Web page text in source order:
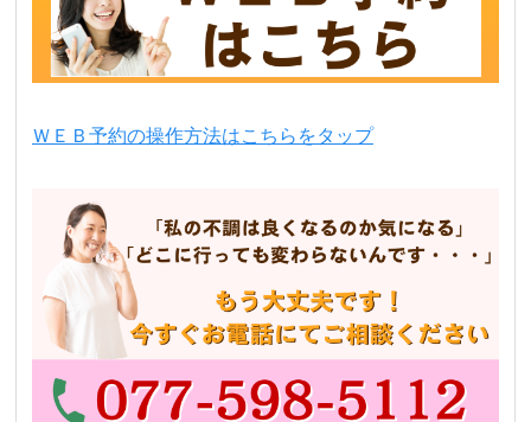
ＷＥＢ予約の操作方法はこちらをタップ